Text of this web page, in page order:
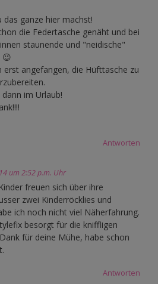
das ganze hier machst!
die Federtasche genäht und bei
staunende und "neidische"
😉
erst angefangen, die Hüfttasche zu
im Urlaub!
Antworten
um 2:52 p.m. Uhr
freuen sich über ihre
zwei Kinderröcklies und
ich noch nicht viel Näherfahrung.
besorgt für die kniffligen
für deine Mühe, habe schon
Antworten